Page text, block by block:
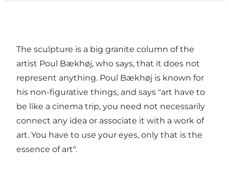
The sculpture is a big granite column of the
artist Poul Bækhøj, who says, that it does not
represent anything. Poul Bækhøj is known for
his non-figurative things, and says "art have to
be like a cinema trip, you need not necessarily
connect any idea or associate it with a work of
art. You have to use your eyes, only that is the
essence of art".